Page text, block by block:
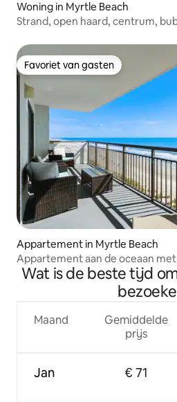
Woning in Myrtle Beach
Strand, open haard, centrum,
Favoriet van gasten
Favoriet van gasten
Appartement in Myrtle Beach
Appartement aan de oceaan
Best beoordeelde host
Wat is de beste tijd
Maand
Jan
Gemiddelde
prijs
€ 71